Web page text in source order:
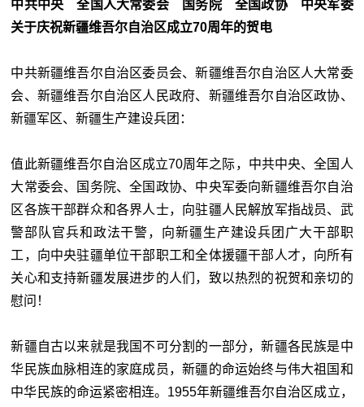
中共中央 全国人大常委会 国务院 全国政协 中央军委
关于庆祝新疆维吾尔自治区成立70周年的贺电
中共新疆维吾尔自治区委员会、新疆维吾尔自治区人大常委
会、新疆维吾尔自治区人民政府、新疆维吾尔自治区政协、
新疆军区、新疆生产建设兵团：
值此新疆维吾尔自治区成立70周年之际，中共中央、全国人
大常委会、国务院、全国政协、中央军委向新疆维吾尔自治
区各族干部群众和各界人士，向驻疆人民解放军指战员、武
警部队官兵和政法干警，向新疆生产建设兵团广大干部职
工，向中央驻疆单位干部职工和全体援疆干部人才，向所有
关心和支持新疆发展进步的人们，致以热烈的祝贺和亲切的
慰问！
新疆自古以来就是我国不可分割的一部分，新疆各民族是中
华民族血脉相连的家庭成员，新疆的命运始终与伟大祖国和
中华民族的命运紧密相连。1955年新疆维吾尔自治区成立，